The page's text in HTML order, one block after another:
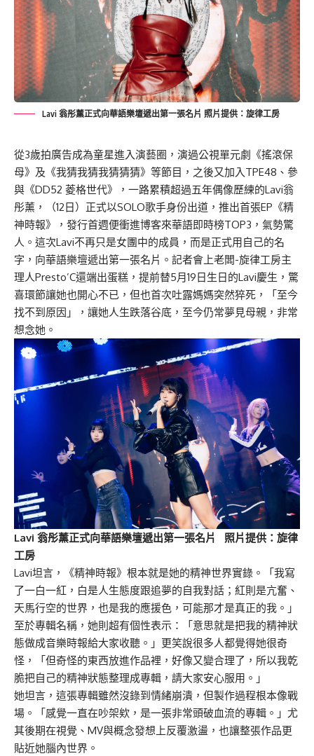
Lavi 翁彤薰正式向華語樂壇遞出第一張名片 照片提供：旋律工房
從3歲拍廣告成為童星進入演藝圈，演過公視單元劇《搖滾保
母》及《我猜我猜我猜猜猜》等節目，之後又加入TPE48、參
與《DD52 菱格世代》，一路累積超過五年偶像歷練的Lavi翁
彤薰，（12日）正式以SOLO歌手身份出道，推出首張EP《精
神時報》，發行首週便衝進博客來華語即時榜TOP3，氣勢驚
人。這次Lavi不再只是女團中的成員，而是正式用自己的名
字，向華語樂壇遞出第一張名片。記者會上老闆-旋律工房主
理人Presto’C還端出蛋糕，提前替5月19日生日的Lavi慶生，驚
喜環節讓她也開心不已，但也首次吐露媽媽突然猝死，「至今
找不到原因」，讓她人生跌落谷底，至今仍常夢見母親，非常
想念她。
Lavi 翁彤薰正式向華語樂壇遞出第一張名片 照片提供：旋律
工房
Lavi坦言，《精神時報》根本就是她的精神世界實錄。「我寫
了一白一紅，白是人生態度跟追夢的自我對話；紅則是亢奮、
天馬行空的世界，也是我的應援色，可能那才是真正的我。」
至於專輯名稱，她則超有個性表示：「意思就是把我的精神狀
態做成音樂時報給大家收聽。」更笑說很多人都覺得她很奇
怪，「但奇怪的東西放進作品裡，好像又變合理了，所以我乾
脆把自己的精神狀態整理成專輯，請大家安心服用。」
她坦言，這張專輯雖然沒錄到情緒崩潰，但製作過程根本像戰
場。「感覺一直在吵架欸，是一張非常頭破血流的專輯。」尤
其後期在視覺、MV與概念發想上反覆激盪，也讓整張作品更
貼近她腦內世界。